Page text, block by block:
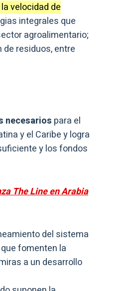
velocidad de
integrales que
agroalimentario;
residuos, entre
necesarios para el
y el Caribe y logra
y los fondos
The Line en Arabia
del sistema
fomenten la
a un desarrollo